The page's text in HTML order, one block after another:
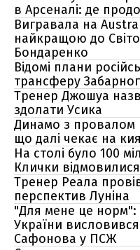
в Арсеналі: де
Вигравала на
найкращою до
Бондаренко
Відомі плани
трансферу
Тренер Джошуа
здолати Усика
Динамо з провалом
що далі чекає на
На столі було 100
Клички
Тренер Реала
перспектив Луніна
"Для мене це норм":
України
Сафонова у ПСЖ